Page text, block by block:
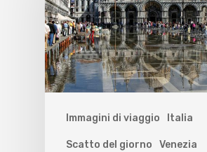
Immagini di viaggio Italia
Scatto del giorno Venezia